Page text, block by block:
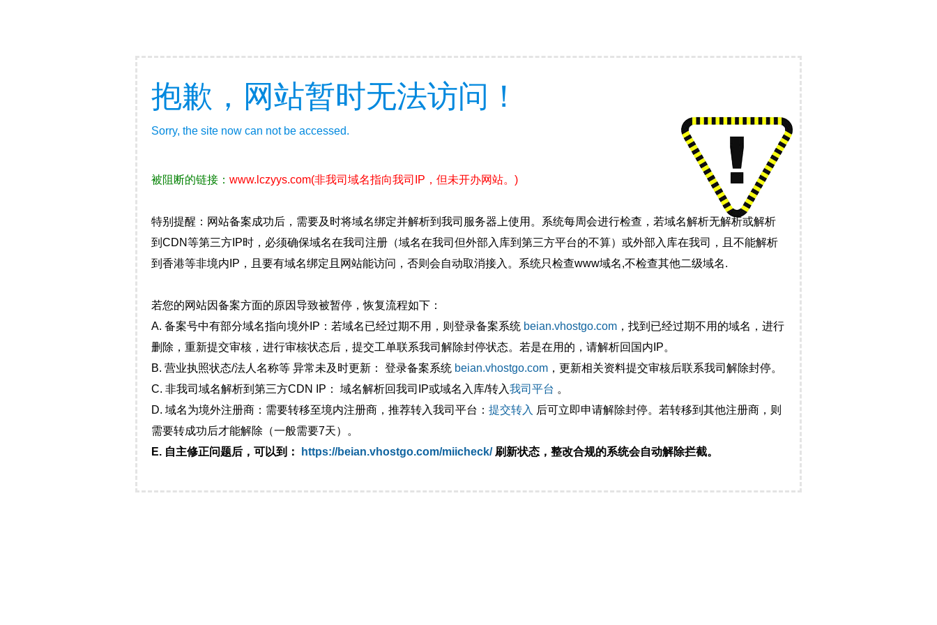
抱歉，网站暂时无法访问！
Sorry, the site now can not be accessed.
被阻断的链接： www.lczyys.com(非我司域名指向我司IP，但未开办网站。)
特别提醒：网站备案成功后，需要及时将域名绑定并解析到我司服务器上使用。系统每周会进行检查，若域名解析无解析或解析
到CDN等第三方IP时，必须确保域名在我司注册（域名在我司但外部入库到第三方平台的不算）或外部入库在我司，且不能解析
到香港等非境内IP，且要有域名绑定且网站能访问，否则会自动取消接入。系统只检查www域名,不检查其他二级域名.
若您的网站因备案方面的原因导致被暂停，恢复流程如下：
A. 备案号中有部分域名指向境外IP：若域名已经过期不用，则登录备案系统 beian.vhostgo.com ，找到已经过期不用的域名，进行
删除，重新提交审核，进行审核状态后，提交工单联系我司解除封停状态。若是在用的，请解析回国内IP。
B. 营业执照状态/法人名称等 异常未及时更新： 登录备案系统 beian.vhostgo.com ，更新相关资料提交审核后联系我司解除封停。
C. 非我司域名解析到第三方CDN IP： 域名解析回我司IP或域名入库/转入我司平台 。
D. 域名为境外注册商：需要转移至境内注册商，推荐转入我司平台： 提交转入 后可立即申请解除封停。若转移到其他注册商，则
需要转成功后才能解除（一般需要7天）。
E. 自主修正问题后，可以到：
https://beian.vhostgo.com/miicheck/刷新状态，整改合规的系统会自动解除拦截。